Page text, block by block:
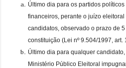
Último dia para os partidos
financeiros, perante o juízo
candidatos, observado o prazo de
constituição (Lei nº 9.504/1997, art.
Último dia para qualquer
Ministério Público Eleitoral